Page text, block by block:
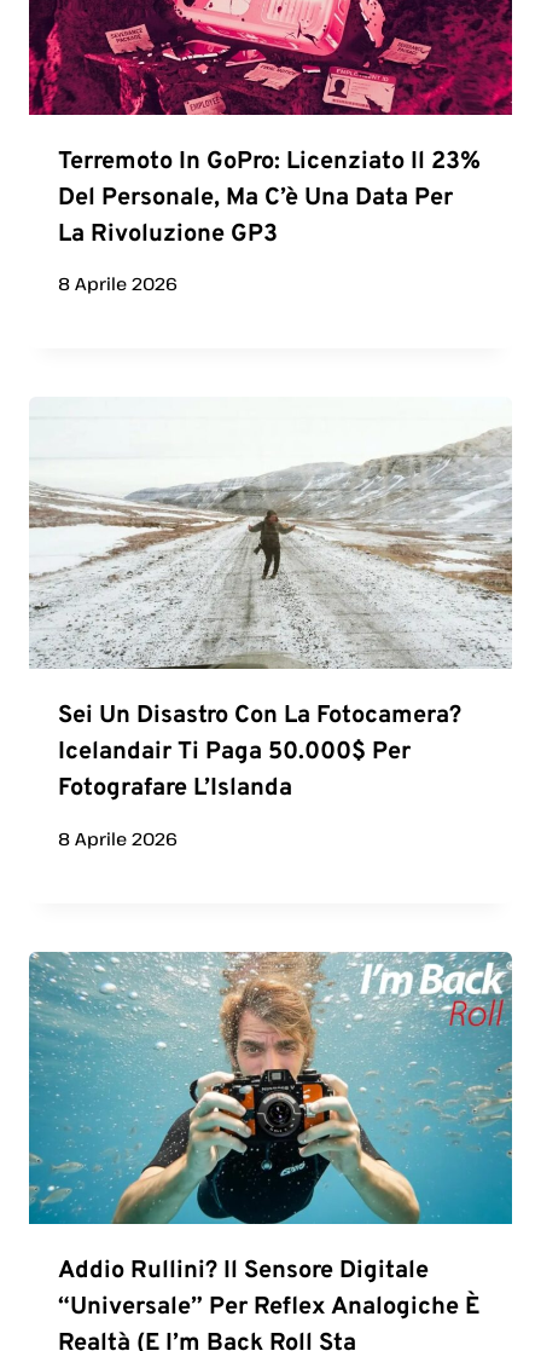
Terremoto In GoPro: Licenziato Il 23%
Del Personale, Ma C’è Una Data Per
La Rivoluzione GP3
8 Aprile 2026
Sei Un Disastro Con La Fotocamera?
Icelandair Ti Paga 50.000$ Per
Fotografare L’Islanda
8 Aprile 2026
Addio Rullini? Il Sensore Digitale
“universale” Per Reflex Analogiche È
Realtà (e I’m Back Roll Sta